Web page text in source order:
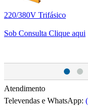
220/380V Trifásico
Sob Consulta Clique aqui
Atendimento
Televendas e WhatsApp: